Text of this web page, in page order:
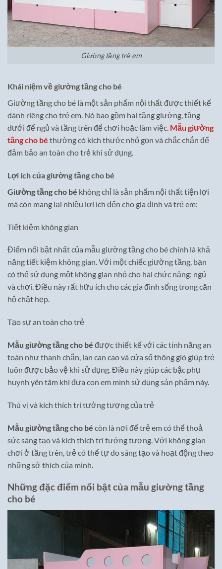
Giường tầng trẻ em
Khái niệm về giường tầng cho bé
Giường tầng cho bé là một sản phẩm nội thất được thiết kế
dành riêng cho trẻ em. Nó bao gồm hai tầng giường, tầng
dưới để ngủ và tầng trên để chơi hoặc làm việc. Mẫu giường
tầng cho bé thường có kích thước nhỏ gọn và chắc chắn để
đảm bảo an toàn cho trẻ khi sử dụng.
Lợi ích của giường tầng cho bé
Giường tầng cho bé không chỉ là sản phẩm nội thất tiện lợi
mà còn mang lại nhiều lợi ích đến cho gia đình và trẻ em:
Tiết kiệm không gian
Điểm nổi bật nhất của mẫu giường tầng cho bé chính là khả
năng tiết kiệm không gian. Với một chiếc giường tầng, bạn
có thể sử dụng một không gian nhỏ cho hai chức năng: ngủ
và chơi. Điều này rất hữu ích cho các gia đình sống trong căn
hộ chật hẹp.
Tạo sự an toàn cho trẻ
Mẫu giường tầng cho bé được thiết kế với các tính năng an
toàn như thanh chắn, lan can cao và cửa sổ thông gió giúp trẻ
luôn được bảo vệ khi sử dụng. Điều này giúp các bậc phụ
huynh yên tâm khi đưa con em mình sử dụng sản phẩm này.
Thú vị và kích thích trí tưởng tượng của trẻ
Mẫu giường tầng cho bé còn là nơi để trẻ em có thể thoả
sức sáng tạo và kích thích trí tưởng tượng. Với không gian
chơi ở tầng trên, trẻ có thể tự do sáng tạo và hoạt động theo
những sở thích của mình.
Những đặc điểm nổi bật của mẫu giường tầng
cho bé